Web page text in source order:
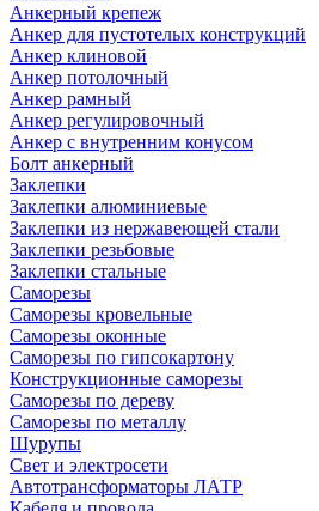
Анкерный крепеж
Анкер для пустотелых конструкций
Анкер клиновой
Анкер потолочный
Анкер рамный
Анкер регулировочный
Анкер с внутренним конусом
Болт анкерный
Заклепки
Заклепки алюминиевые
Заклепки из нержавеющей стали
Заклепки резьбовые
Заклепки стальные
Саморезы
Саморезы кровельные
Саморезы оконные
Саморезы по гипсокартону
Конструкционные саморезы
Саморезы по дереву
Саморезы по металлу
Шурупы
Свет и электросети
Автотрансформаторы ЛАТР